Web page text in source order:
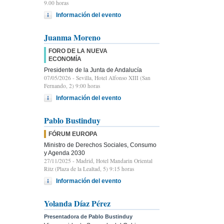
9.00 horas
Información del evento
Juanma Moreno
FORO DE LA NUEVA
ECONOMÍA
Presidente de la Junta de Andalucía
07/05/2026 - Sevilla, Hotel Alfonso XIII (San
Fernando, 2) 9:00 horas
Información del evento
Pablo Bustinduy
FÓRUM EUROPA
Ministro de Derechos Sociales, Consumo
y Agenda 2030
27/11/2025 - Madrid, Hotel Mandarin Oriental
Ritz (Plaza de la Lealtad, 5) 9:15 horas
Información del evento
Yolanda Díaz Pérez
Presentadora de Pablo Bustinduy